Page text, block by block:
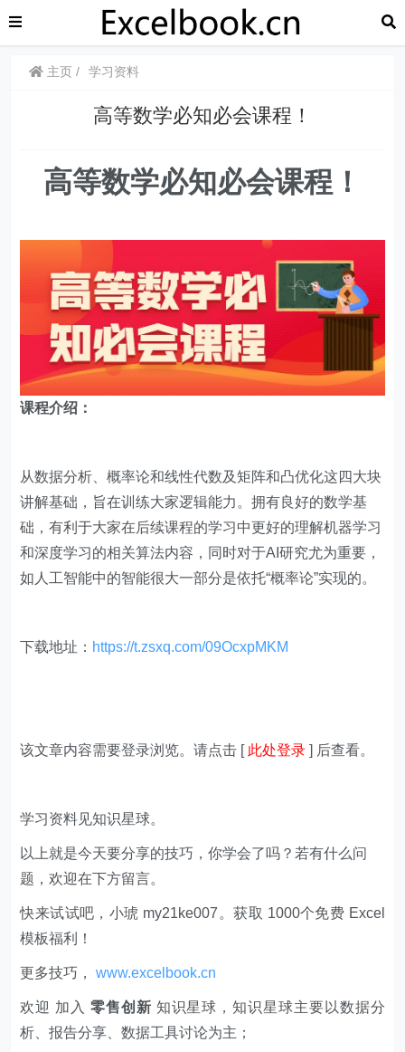
主页 学习资料
高等数学必知必会课程！
高等数学必知必会课程！
课程介绍：
从数据分析、概率论和线性代数及矩阵和凸优化这四大块
讲解基础，旨在训练大家逻辑能力。拥有良好的数学基
础，有利于大家在后续课程的学习中更好的理解机器学习
和深度学习的相关算法内容，同时对于AI研究尤为重要，
如人工智能中的智能很大一部分是依托“概率论”实现的。
下载地址： https://t.zsxq.com/09OcxpMKM
该文章内容需要登录浏览。请点击 [ 此处登录 ] 后查看。
学习资料见知识星球。
以上就是今天要分享的技巧，你学会了吗？若有什么问
题，欢迎在下方留言。
快来试试吧，小琥 my21ke007。获取 1000个免费 Excel
模板福利​​​​！
更多技巧，www.excelbook.cn
欢迎 加入 零售创新 知识星球，知识星球主要以数据分
析、报告分享、数据工具讨论为主；